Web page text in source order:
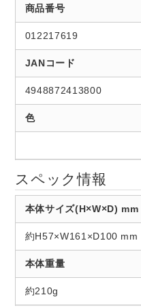
商品番号
012217619
JANコード
4948872413800
色
スペック情報
本体サイズ(H×W×D) mm
約H57×W161×D100 mm
本体重量
約210g